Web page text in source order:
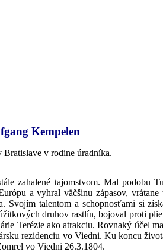
Kempelen
Bratislave v rodine úradníka.
zahalené tajomstvom. Mal podobu
a vyhral väčšinu zápasov,
talentom a schopnosťami si
druhov rastlín, bojoval proti
Terézie ako atrakciu. Rovnaký účel
rezidenciu vo Viedni. Ku koncu
vo Viedni 26.3.1804.